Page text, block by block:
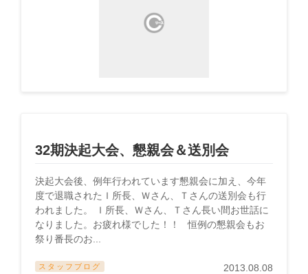
32期決起大会、懇親会＆送別会
決起大会後、例年行われています懇親会に加え、今年
度で退職されたＩ所長、Ｗさん、Ｔさんの送別会も行
われました。 Ｉ所長、Ｗさん、Ｔさん長い間お世話に
なりました。お疲れ様でした！！ 恒例の懇親会もお
祭り番長のお...
スタッフブログ 2013.08.08